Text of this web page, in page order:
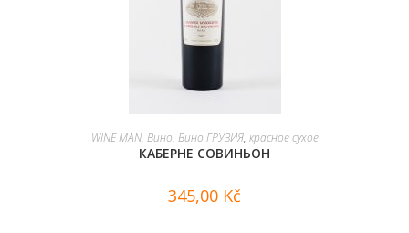
В КОРЗИНУ
WINE MAN, Вино, Вино ГРУЗИЯ, красное сухое
КАБЕРНЕ СОВИНЬОН
345,00 Kč